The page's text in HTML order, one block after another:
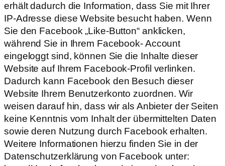
erhält dadurch die Information, dass Sie mit Ihrer
IP-Adresse diese Website besucht haben. Wenn
Sie den Facebook „Like-Button“ anklicken,
während Sie in Ihrem Facebook- Account
eingeloggt sind, können Sie die Inhalte dieser
Website auf Ihrem Facebook-Profil verlinken.
Dadurch kann Facebook den Besuch dieser
Website Ihrem Benutzerkonto zuordnen. Wir
weisen darauf hin, dass wir als Anbieter der Seiten
keine Kenntnis vom Inhalt der übermittelten Daten
sowie deren Nutzung durch Facebook erhalten.
Weitere Informationen hierzu finden Sie in der
Datenschutzerklärung von Facebook unter: